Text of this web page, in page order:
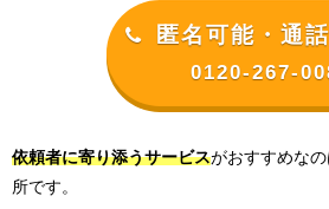
匿名可能・通
0120-267-
依頼者に寄り添うサービスがおすすめな
所です。